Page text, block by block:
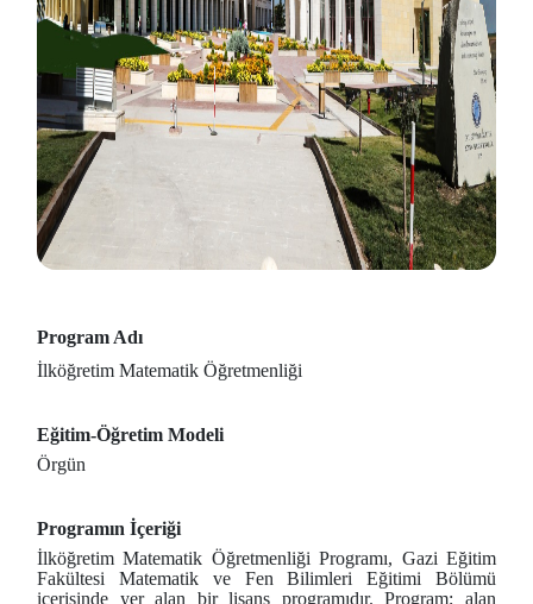
Program Adı
İlköğretim Matematik Öğretmenliği
Eğitim-Öğretim Modeli
Örgün
Programın İçeriği
İlköğretim Matematik Öğretmenliği Programı, Gazi Eğitim
Fakültesi Matematik ve Fen Bilimleri Eğitimi Bölümü
içerisinde yer alan bir lisans programıdır. Program; alan